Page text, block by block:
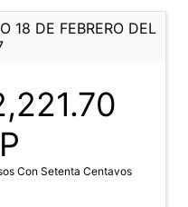
18 DE FEBRERO DEL
Con Setenta Centavos